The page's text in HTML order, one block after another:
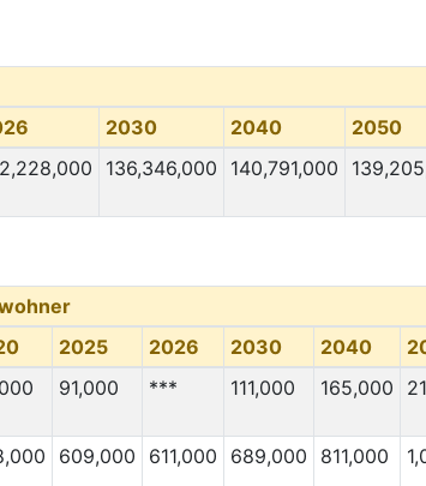
2030 2040 2050
136,346,000 140,791,000
2025 2026 2030 2040
91,000 *** 111,000 165,000
609,000 611,000 689,000 811,000